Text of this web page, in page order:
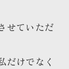
せていただ
だけでなく